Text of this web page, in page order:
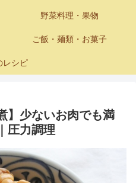
野菜料理・果物
ご飯・麺類・お菓子
レシピ
】少ないお肉でも満
圧力調理